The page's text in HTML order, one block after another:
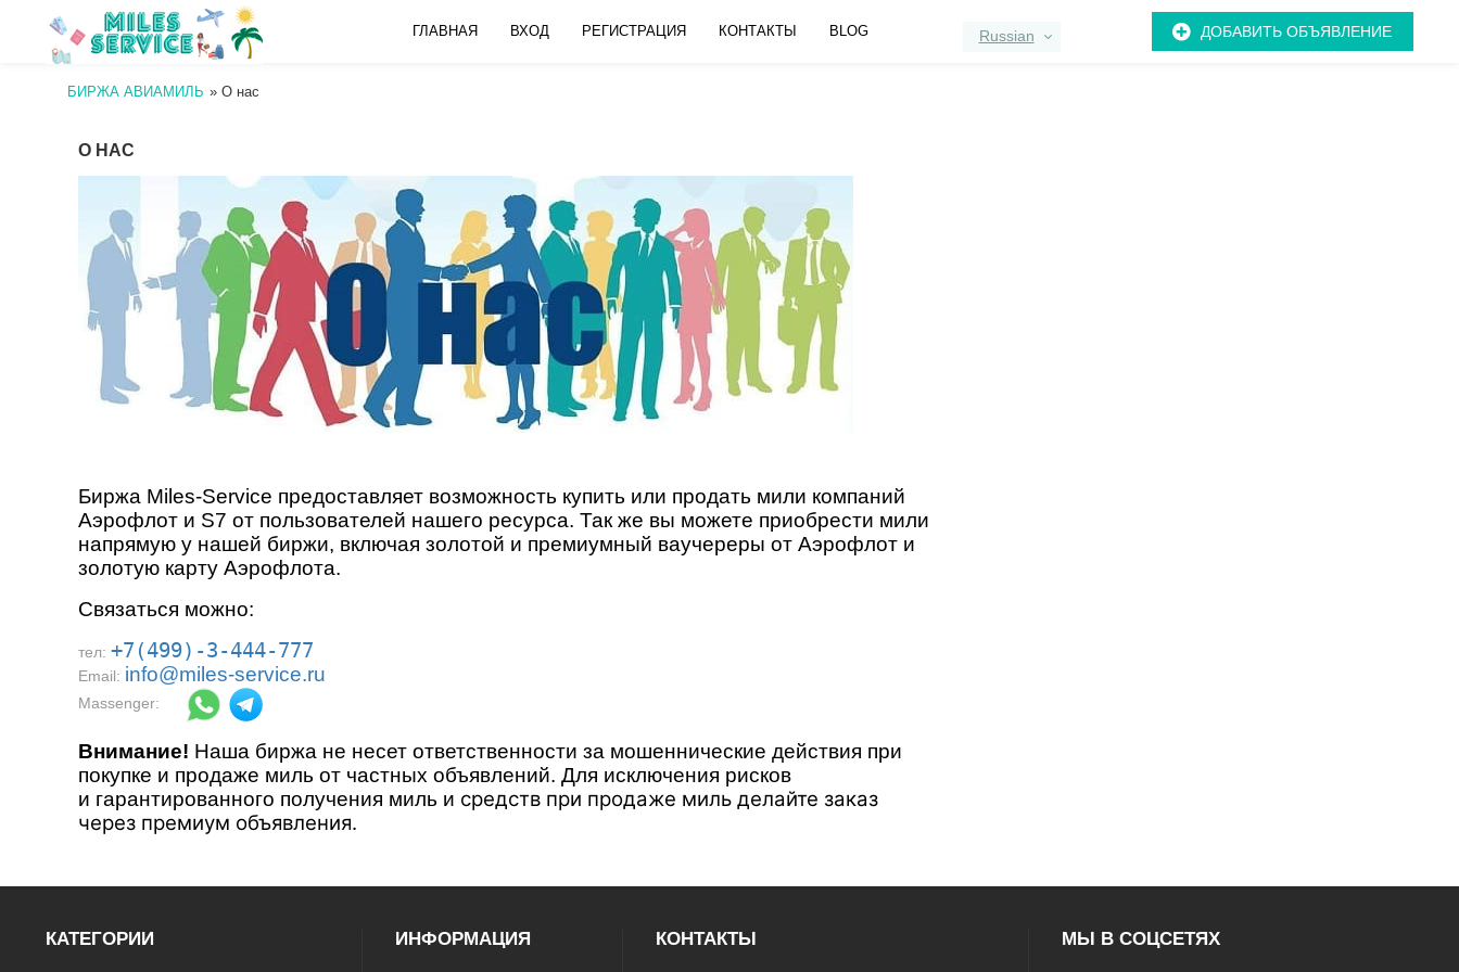
ГЛАВНАЯ ВХОД РЕГИСТРАЦИЯ КОНТАКТЫ BLOG Russian ДОБАВИТЬ ОБЪЯВЛЕНИЕ
БИРЖА АВИАМИЛЬ » О нас
О НАС
Биржа Miles-Service предоставляет возможность купить или продать мили компаний
Аэрофлот и S7 от пользователей нашего ресурса. Так же вы можете приобрести мили
напрямую у нашей биржи, включая золотой и премиумный ваучереры от Аэрофлот и
золотую карту Аэрофлота.
Связаться можно:
тел: +7(499)-3-444-777
Email: info@miles-service.ru
Massenger:
Внимание! Наша биржа не несет ответственности за мошеннические действия при
покупке и продаже миль от частных объявлений. Для исключения рисков
и гарантированного получения миль и средств при продаже миль делайте заказ
через премиум объявления.
КАТЕГОРИИ ИНФОРМАЦИЯ КОНТАКТЫ МЫ В СОЦСЕТЯХ